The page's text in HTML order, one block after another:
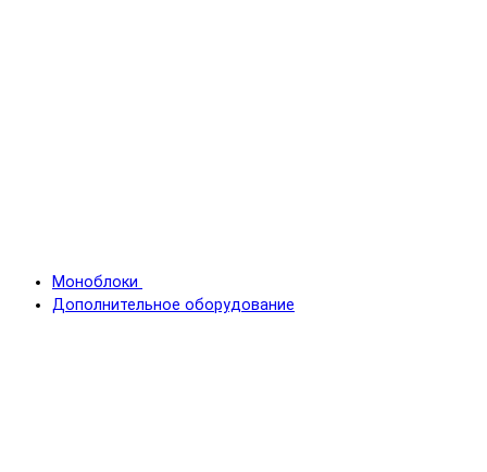
Моноблоки
Дополнительное оборудование